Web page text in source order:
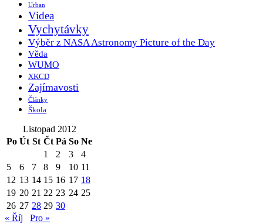
Urban
Videa
Vychytávky
Výběr z NASA Astronomy Picture of the Day
Věda
WUMO
XKCD
Zajímavosti
Články
Škola
Listopad 2012
Po Út St Čt Pá So Ne
1
2 3
4
5
6 7 8 9 10 11
12 13 14 15 16 17 18
19 20 21 22 23 24 25
26 27 28 29 30
« Říj
Pro »